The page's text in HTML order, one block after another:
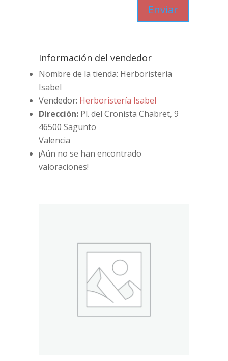
Información del vendedor
Nombre de la tienda: Herboristería
Isabel
Vendedor: Herboristería Isabel
Dirección: Pl. del Cronista Chabret, 9
46500 Sagunto
Valencia
¡Aún no se han encontrado
valoraciones!